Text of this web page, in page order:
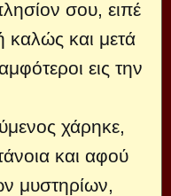
σου, ειπέ
καλώς και μετά
εις την
χάρηκε,
και αφού
μυστηρίων,